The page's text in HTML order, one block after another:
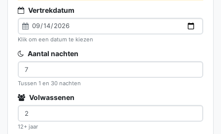
Vertrekdatum
Klik om een datum te kiezen
Aantal nachten
Tussen 1 en 30 nachten
Volwassenen
12+ jaar